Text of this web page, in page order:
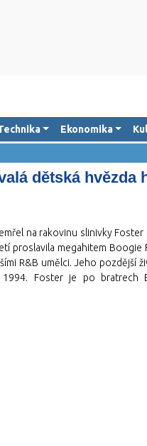
Ekonomika
dětská hvězda
na rakovinu slinivky Foster
proslavila megahitem
R&B umělci. Jeho pozdější
Foster je po bratrech